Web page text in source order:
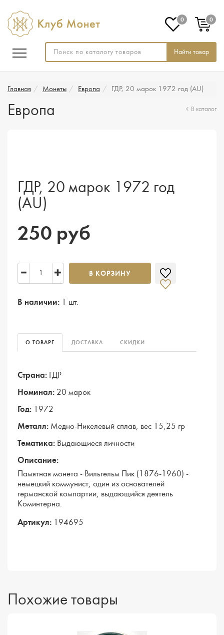
Найти товар
0 0
Главная Монеты Европа ГДР, 20 марок 1972 год (AU)
Европа В каталог
ГДР, 20 марок 1972 год
(AU)
250 руб
В КОРЗИНУ
В наличии: 1 шт.
О ТОВАРЕ ДОСТАВКА СКИДКИ
Страна: ГДР
Номинал: 20 марок
Год: 1972
Металл: Медно-Никелевый сплав, вес 15,25 гр
Тематика: Выдающиеся личности
Описание:
Памятная монета - Вильгельм Пик (1876-1960) -
немецкий коммунист, один из основателей
германской компартии, выдающийся деятель
Коминтерна.
Артикул: 194695
Похожие товары